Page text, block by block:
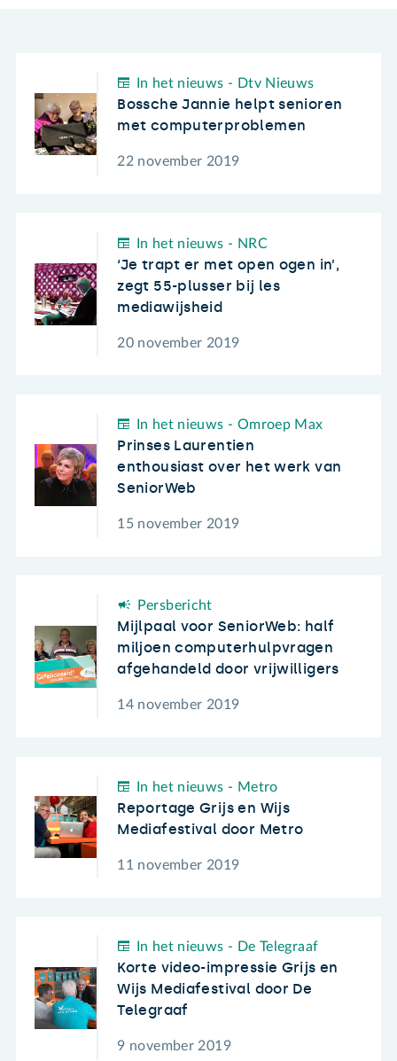
In het nieuws - Dtv Nieuws
Bossche Jannie helpt senioren
met computerproblemen
22 november 2019
In het nieuws - NRC
‘Je trapt er met open ogen in’,
zegt 55-plusser bij les
mediawijsheid
20 november 2019
In het nieuws - Omroep Max
Prinses Laurentien
enthousiast over het werk van
SeniorWeb
15 november 2019
Persbericht
Mijlpaal voor SeniorWeb: half
miljoen computerhulpvragen
afgehandeld door vrijwilligers
14 november 2019
In het nieuws - Metro
Reportage Grijs en Wijs
Mediafestival door Metro
11 november 2019
In het nieuws - De Telegraaf
Korte video-impressie Grijs en
Wijs Mediafestival door De
Telegraaf
9 november 2019